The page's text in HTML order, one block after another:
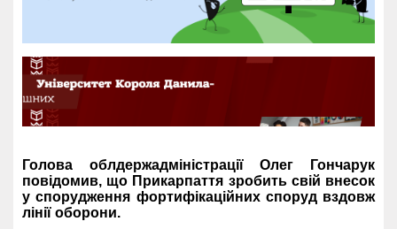
Голова облдержадміністрації Олег Гончарук
повідомив, що Прикарпаття зробить свій внесок
у спорудження фортифікаційних споруд вздовж
лінії оборони.